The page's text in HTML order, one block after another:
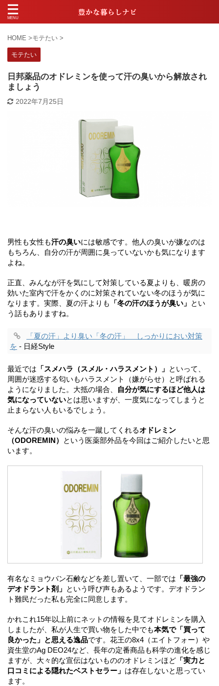
HOME >モテたい >
モテたい
日邦薬品のオドレミンを使って汗の臭いから解放され
ましょう
2022年7月25日
男性も女性も汗の臭いには敏感です。他人の臭いが嫌なのは
もちろん、自分の汗が周囲に臭っていないかも気になります
よね。
正直、みんなが汗を気にして対策している夏よりも、暖房の
効いた室内で汗をかくのに対策されていない冬のほうが気に
なります。実際、夏の汗よりも
「冬の汗のほうが臭い」 とい
う話もありますね。
「夏の汗」より臭い「冬の汗」 しっかりにおい対策
を - 日経Style
最近では 「スメハラ（スメル・ハラスメント）」 といって、
周囲が迷惑する匂いもハラスメント（嫌がらせ）と呼ばれる
ようになりました。大抵の場合、
自分が気にするほど他人は
気になっていないとは思いますが、一度気になってしまうと
止まらない人もいるでしょう。
そんな汗の臭いの悩みを一蹴してくれるオドレミン
（ODOREMIN）
という医薬部外品を今回はご紹介したいと思
います。
有名なミョウバン石鹸などを差し置いて、一部では 「最強の
デオドラント剤」 という呼び声もあるようです。デオドラン
ト難民だった私も完全に同意します。
かれこれ15年以上前にネットの情報を見てオドレミンを購入
しましたが、私が人生で買い物をした中でも本気で「買って
良かった」と思える逸品です。花王の8x4（エイトフォー）や
資生堂のAg DEO24など、長年の定番商品も科学の進化を感じ
ますが、大々的な宣伝はないもののオドレミンほど 「実力と
口コミによる隠れたベストセラー」 は存在しないと思ってい
ます。